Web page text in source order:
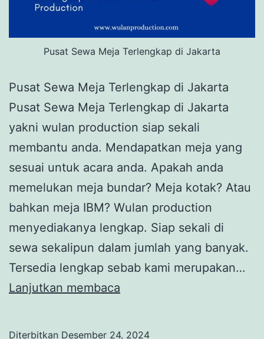
Pusat Sewa Meja Terlengkap di Jakarta
Pusat Sewa Meja Terlengkap di Jakarta
Pusat Sewa Meja Terlengkap di Jakarta
yakni wulan production siap sekali
membantu anda. Mendapatkan meja yang
sesuai untuk acara anda. Apakah anda
memelukan meja bundar? Meja kotak? Atau
bahkan meja IBM? Wulan production
menyediakanya lengkap. Siap sekali di
sewa sekalipun dalam jumlah yang banyak.
Tersedia lengkap sebab kami merupakan…
Lanjutkan membaca
Diterbitkan Desember 24, 2024